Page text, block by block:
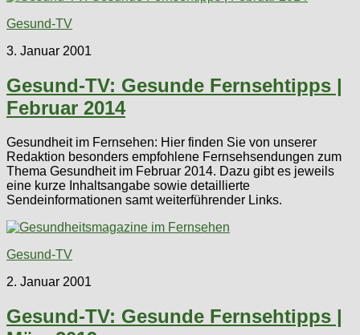
Gesund-TV
3. Januar 2001
Gesund-TV: Gesunde Fernsehtipps |
Februar 2014
Gesundheit im Fernsehen: Hier finden Sie von unserer
Redaktion besonders empfohlene Fernsehsendungen zum
Thema Gesundheit im Februar 2014. Dazu gibt es jeweils
eine kurze Inhaltsangabe sowie detaillierte
Sendeinformationen samt weiterführender Links.
Gesund-TV
2. Januar 2001
Gesund-TV: Gesunde Fernsehtipps |